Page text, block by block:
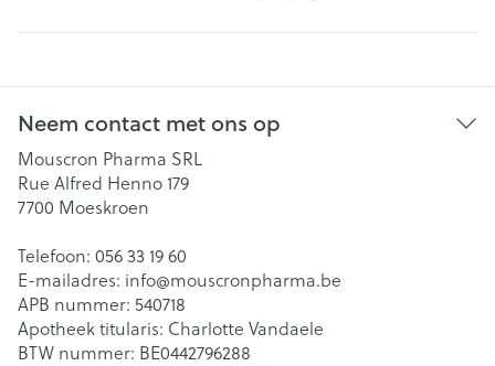
Neem contact met ons op
Mouscron Pharma SRL
Rue Alfred Henno 179
7700 Moeskroen
Telefoon: 056 33 19 60
E-mailadres: info@mouscronpharma.be
APB nummer: 540718
Apotheek titularis: Charlotte Vandaele
BTW nummer: BE0442796288